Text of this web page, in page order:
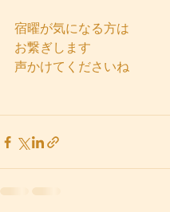
宿曜が気になる方は
お繋ぎします
声かけてくださいね